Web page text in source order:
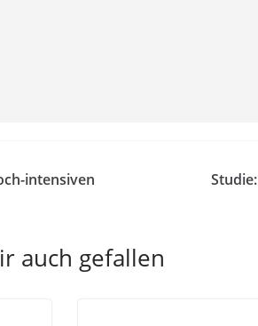
intensiven
auch gefallen